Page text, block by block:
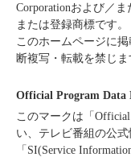
Corporationおよび／
または登録商標です。
このホームページに
断複写・転載を禁じま
Official Program Data
このマークは「Official
い、テレビ番組の公式
「SI(Service